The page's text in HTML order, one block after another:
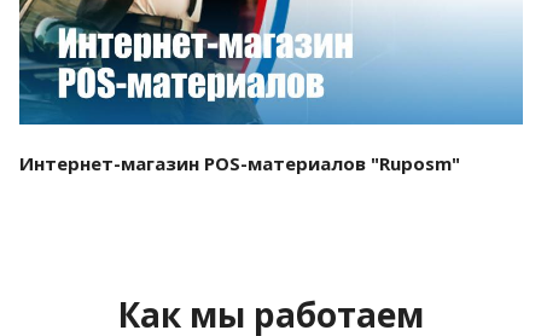
Интернет-магазин POS-материалов "Ruposm"
Как мы работаем